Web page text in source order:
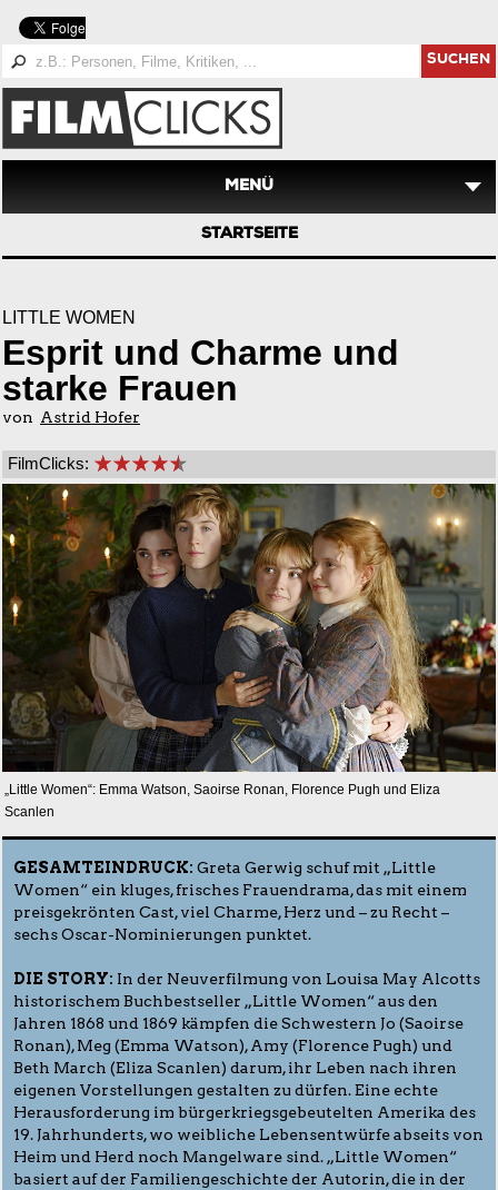
SUCHEN
MENÜ
STARTSEITE
LITTLE WOMEN
Esprit und Charme und
starke Frauen
von Astrid Hofer
FilmClicks:
„Little Women“: Emma Watson, Saoirse Ronan, Florence Pugh und Eliza
Scanlen
GESAMTEINDRUCK: Greta Gerwig schuf mit „Little
Women“ ein kluges, frisches Frauendrama, das mit einem
preisgekrönten Cast, viel Charme, Herz und – zu Recht –
sechs Oscar-Nominierungen punktet.
DIE STORY: In der Neuverfilmung von Louisa May Alcotts
historischem Buchbestseller „Little Women“ aus den
Jahren 1868 und 1869 kämpfen die Schwestern Jo (Saoirse
Ronan), Meg (Emma Watson), Amy (Florence Pugh) und
Beth March (Eliza Scanlen) darum, ihr Leben nach ihren
eigenen Vorstellungen gestalten zu dürfen. Eine echte
Herausforderung im bürgerkriegsgebeutelten Amerika des
19. Jahrhunderts, wo weibliche Lebensentwürfe abseits von
Heim und Herd noch Mangelware sind. „Little Women“
basiert auf der Familiengeschichte der Autorin, die in der